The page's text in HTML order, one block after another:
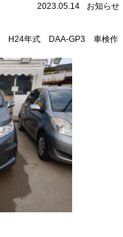
2023.05.14 お知らせ
H24年式 DAA-GP3 車検作